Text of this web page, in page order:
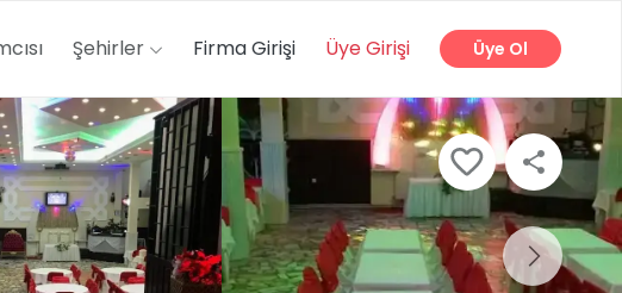
Şehirler Firma Girişi Üye Girişi Üye Ol